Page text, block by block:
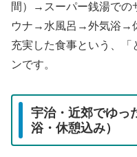
間）→スーパー銭湯での
ウナ→水風呂→外気浴→
充実した食事という、「
ンです。
宇治・近郊でゆっ
浴・休憩込み）